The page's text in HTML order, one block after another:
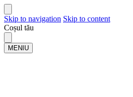
Skip to navigation Skip to content
Coșul tău
MENIU